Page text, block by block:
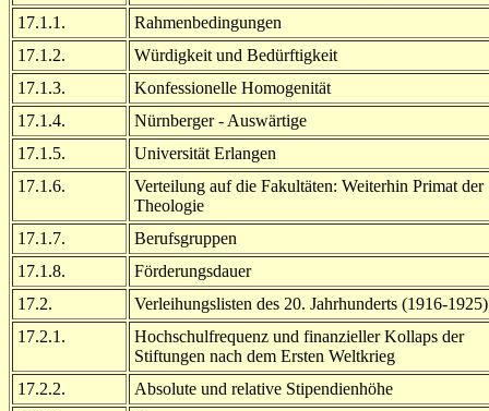
17.1.1.
Rahmenbedingungen
17.1.2.
Würdigkeit und Bedürftigkeit
17.1.3.
Konfessionelle Homogenität
17.1.4.
Nürnberger - Auswärtige
17.1.5.
Universität Erlangen
17.1.6.
Verteilung auf die Fakultäten: Weiterhin Primat der
Theologie
17.1.7.
Berufsgruppen
17.1.8.
Förderungsdauer
17.2.
Verleihungslisten des 20. Jahrhunderts (1916-1925)
17.2.1.
Hochschulfrequenz und finanzieller Kollaps der
Stiftungen nach dem Ersten Weltkrieg
17.2.2.
Absolute und relative Stipendienhöhe